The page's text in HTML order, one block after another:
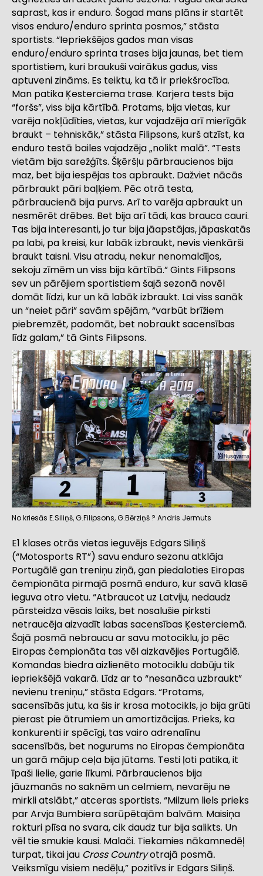
saprast, kas ir enduro. Šogad mans plāns ir startēt
visos enduro/enduro sprinta posmos,” stāsta
sportists. “Iepriekšējos gados man visas
enduro/enduro sprinta trases bija jaunas, bet tiem
sportistiem, kuri braukuši vairākus gadus, viss
aptuveni zināms. Es teiktu, ka tā ir priekšrocība.
Man patika Ķesterciema trase. Karjera tests bija
“foršs”, viss bija kārtībā. Protams, bija vietas, kur
varēja nokļūdīties, vietas, kur vajadzēja arī mierīgāk
braukt – tehniskāk,” stāsta Filipsons, kurš atzīst, ka
enduro testā bailes vajadzēja „nolikt malā”. “Tests
vietām bija sarežģīts. Šķēršļu pārbraucienos bija
maz, bet bija iespējas tos apbraukt. Dažviet nācās
pārbraukt pāri baļķiem. Pēc otrā testa,
pārbraucienā bija purvs. Arī to varēja apbraukt un
nesmērēt drēbes. Bet bija arī tādi, kas brauca cauri.
Tas bija interesanti, jo tur bija jāapstājas, jāpaskatās
pa labi, pa kreisi, kur labāk izbraukt, nevis vienkārši
braukt taisni. Visu atradu, nekur nenomaldījos,
sekoju zīmēm un viss bija kārtībā.” Gints Filipsons
sev un pārējiem sportistiem šajā sezonā novēl
domāt līdzi, kur un kā labāk izbraukt. Lai viss sanāk
un “neiet pāri” savām spējām, “varbūt brīžiem
piebremzēt, padomāt, bet nobraukt sacensības
līdz galam,” tā Gints Filipsons.
No kriesās E.Siliņš, G.Filipsons, G.Bērziņš ? Andris Jermuts
E1 klases otrās vietas ieguvējs Edgars Siliņš
(“Motosports RT”) savu enduro sezonu atklāja
Portugālē gan treniņu ziņā, gan piedaloties Eiropas
čempionāta pirmajā posmā enduro, kur savā klasē
ieguva otro vietu. “Atbraucot uz Latviju, nedaudz
pārsteidza vēsais laiks, bet nosalušie pirksti
netraucēja aizvadīt labas sacensības Ķesterciemā.
Šajā posmā nebraucu ar savu motociklu, jo pēc
Eiropas čempionāta tas vēl aizkavējies Portugālē.
Komandas biedra aizlienēto motociklu dabūju tik
iepriekšējā vakarā. Līdz ar to “nesanāca uzbraukt”
nevienu treniņu,” stāsta Edgars. “Protams,
sacensībās jutu, ka šis ir krosa motocikls, jo bija grūti
pierast pie ātrumiem un amortizācijas. Prieks, ka
konkurenti ir spēcīgi, tas vairo adrenalīnu
sacensībās, bet nogurums no Eiropas čempionāta
un garā mājup ceļa bija jūtams. Testi ļoti patika, it
īpaši lielie, garie līkumi. Pārbraucienos bija
jāuzmanās no saknēm un celmiem, nevarēju ne
mirkli atslābt,” atceras sportists. “Milzum liels prieks
par Arvja Bumbiera sarūpētajām balvām. Maisiņa
rokturi plīsa no svara, cik daudz tur bija salikts. Un
vēl tie smukie kausi. Malači. Tiekamies nākamnedēļ
turpat, tikai jau Cross Countryotrajā posmā.
Veiksmīgu visiem nedēļu,” pozitīvs ir Edgars Siliņš.